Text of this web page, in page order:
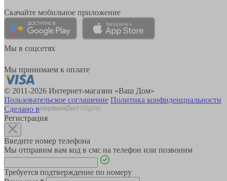
Скачайте мобильное приложение
Мы в соцсетях
Мы принимаем к оплате
© 2011-2026 Интернет-магазин «Ваш Дом»
Пользовательское соглашение Политика конфиденциальности
Сделано в
Регистрация
Введите номер телефона
Мы отправим вам код в смс на телефон или позвоним
Требуется подтверждение по номеру